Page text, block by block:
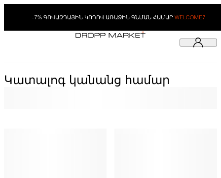
-7% ԳՈՎԱԶԴԱՅԻՆ ԿՈԴՈՎ ԱՌԱՋԻՆ ԳՆՄԱՆ ՀԱՄԱՐ WELCOME7
Կատալոգ կանանց համար